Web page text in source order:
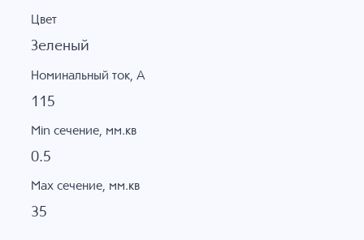
Цвет
Зеленый
Номинальный ток, А
115
Min сечение, мм.кв
0.5
Max сечение, мм.кв
35